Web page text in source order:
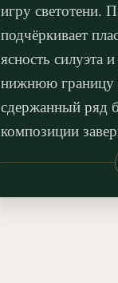
игру светотени.
подчёркивает
ясность силуэта
нижнюю границу
сдержанный ряд
композиции
Орнаментальная
восходит к
гармоничный
и ясность форм.